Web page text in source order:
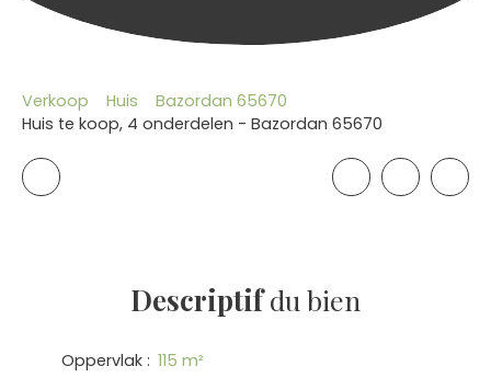
Verkoop Huis
Bazordan 65670
Huis te koop, 4 onderdelen - Bazordan 65670
Descriptifdu bien
Oppervlak : 115 m²